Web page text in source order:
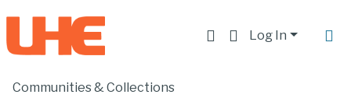
Log In
Communities & Collections
Home Statistics